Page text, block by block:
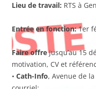
Lieu de travail: RTS à
Entrée en fonction:1er
Faire offrejusqu’au 15
motivation, CV et
• Cath-Info, Avenue de